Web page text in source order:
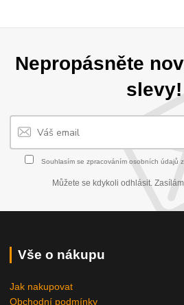
Nepropásněte
slevy!
Souhlasím se zpracováním osobních údajů
Můžete se kdykoli odhlásit.
Vše o nákupu
Jak nakupovat
Obchodní podmínky